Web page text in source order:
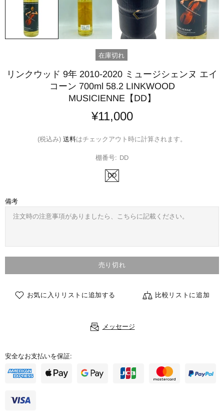
在庫切れ
リンクウッド 9年 2010-2020 ミュージシェンヌ エイ
コーン 700ml 58.2 LINKWOOD
MUSICIENNE【DD】
¥11,000
(税込み) 送料はチェックアウト時に計算されます。
棚番号: DD
DD
備考
売り切れ
お気に入りリストに追加する 比較リストに追加
メッセージ
安全なお支払いを保証: